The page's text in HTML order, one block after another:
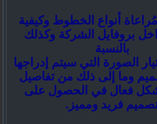
أنواع الخطوط وكيفية
بروفايل الشركة وكذلك
بالنسبة
الصورة التي سيتم إدراجها
وما إلى ذلك من تفاصيل
فعال في الحصول على
فريد ومميز.